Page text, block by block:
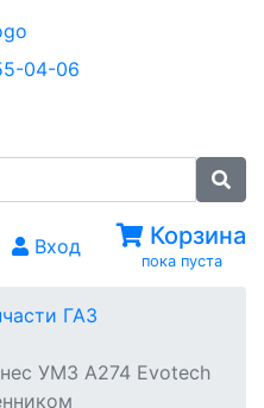
04-06
Вход Корзина
пока пуста
ГАЗ
УМЗ А274 Evotech